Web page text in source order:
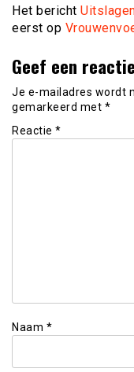
Het bericht
eerst op
Geef een reactie
Je e-mailadres wordt
gemarkeerd met *
Reactie *
Naam *